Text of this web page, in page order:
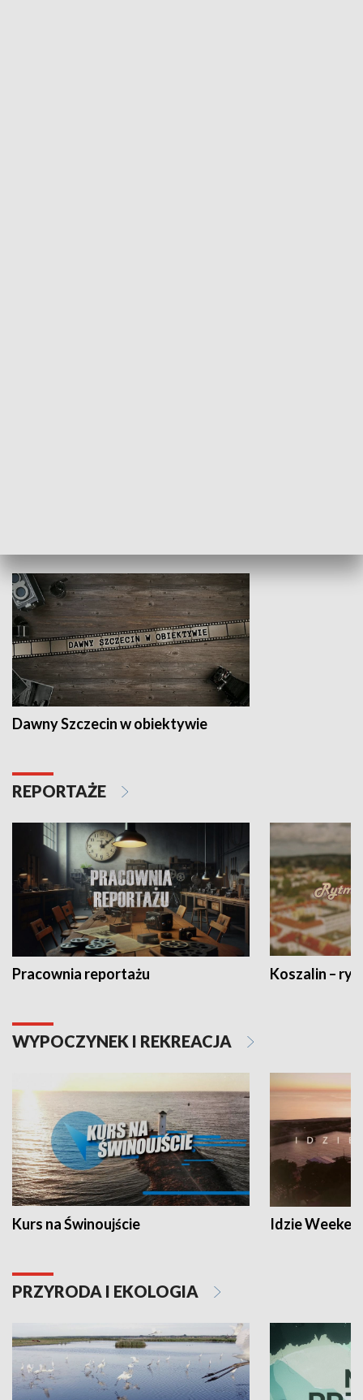
Dawny Szczecin w obiektywie
REPORTAŻE
Pracownia reportażu Koszalin –
WYPOCZYNEK I REKREACJA
Kurs na Świnoujście Idzie
PRZYRODA I EKOLOGIA